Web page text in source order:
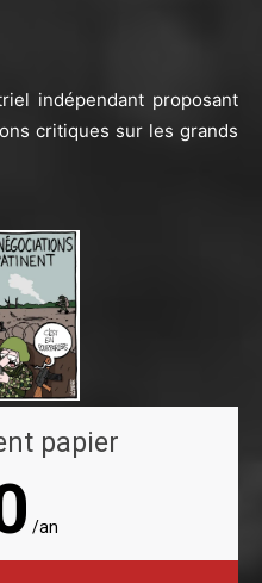
indépendant proposant
critiques sur les grands
papier
/an